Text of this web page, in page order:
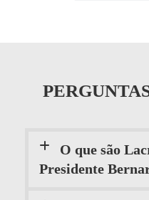
O que são
Presidente